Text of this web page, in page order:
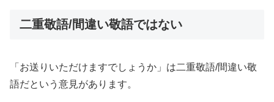
二重敬語/間違い敬語ではない
「お送りいただけますでしょうか」は二重敬語/間違い敬
語だという意見があります。